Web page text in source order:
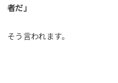
者だ」
そう言われます。